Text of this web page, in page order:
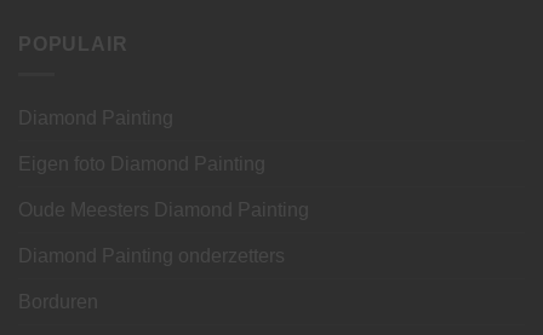
POPULAIR
Diamond Painting
Eigen foto Diamond Painting
Oude Meesters Diamond Painting
Diamond Painting onderzetters
Borduren